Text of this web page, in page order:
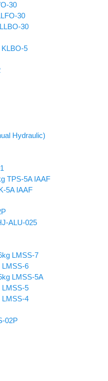
30
30
30
KLBO-5
Hydraulic)
TPS-5A IAAF
5A IAAF
ALU-025
LMSS-7
LMSS-6
LMSS-5A
LMSS-5
LMSS-4
02P